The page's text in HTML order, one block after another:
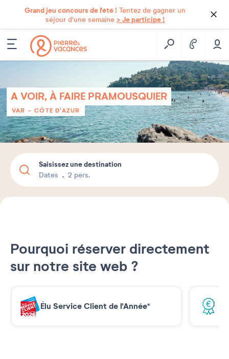
Grand jeu concours de l'été ! Tentez de gagner un
séjour d'une semaine > Je participe !
A VOIR, À FAIRE PRAMOUSQUIER
VAR - CÔTE D'AZUR
Saisissez une destination
Dates 2 pers.
Pourquoi réserver directement
sur notre site web ?
Élu Service Client de l'Année*